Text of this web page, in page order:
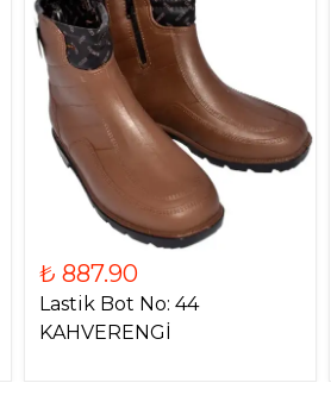
₺ 887.90
Lastik Bot No: 44
KAHVERENGİ